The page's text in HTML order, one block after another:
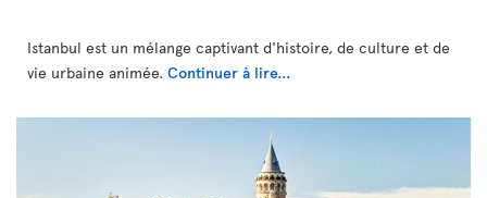
Istanbul est un mélange captivant d'histoire, de culture et de
vie urbaine animée. Continuer à lire...